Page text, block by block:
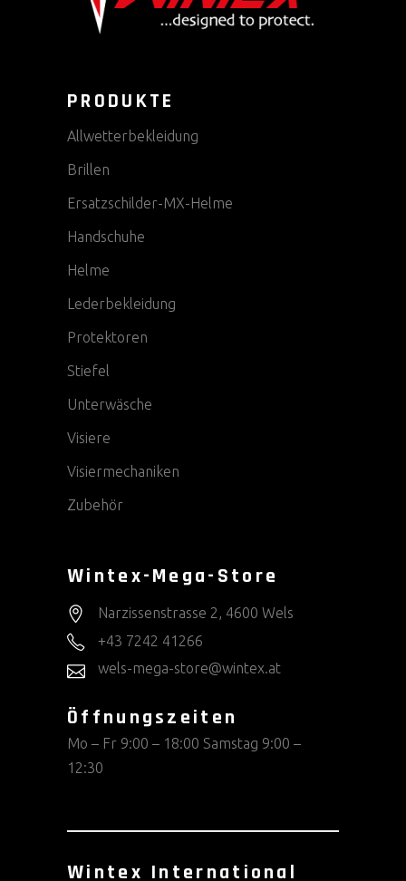
PRODUKTE
Allwetterbekleidung
Brillen
Ersatzschilder-MX-Helme
Handschuhe
Helme
Lederbekleidung
Protektoren
Stiefel
Unterwäsche
Visiere
Visiermechaniken
Zubehör
Wintex-Mega-Store
Narzissenstrasse 2, 4600 Wels
+43 7242 41266
wels-mega-store@wintex.at
Öffnungszeiten
Mo – Fr 9:00 – 18:00 Samstag 9:00 –
12:30
Wintex International